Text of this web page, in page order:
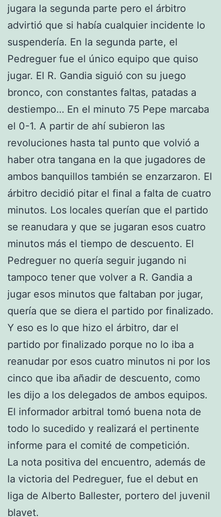
jugara la segunda parte pero el árbitro
advirtió que si había cualquier incidente lo
suspendería. En la segunda parte, el
Pedreguer fue el único equipo que quiso
jugar. El R. Gandia siguió con su juego
bronco, con constantes faltas, patadas a
destiempo… En el minuto 75 Pepe marcaba
el 0-1. A partir de ahí subieron las
revoluciones hasta tal punto que volvió a
haber otra tangana en la que jugadores de
ambos banquillos también se enzarzaron. El
árbitro decidió pitar el final a falta de cuatro
minutos. Los locales querían que el partido
se reanudara y que se jugaran esos cuatro
minutos más el tiempo de descuento. El
Pedreguer no quería seguir jugando ni
tampoco tener que volver a R. Gandia a
jugar esos minutos que faltaban por jugar,
quería que se diera el partido por finalizado.
Y eso es lo que hizo el árbitro, dar el
partido por finalizado porque no lo iba a
reanudar por esos cuatro minutos ni por los
cinco que iba añadir de descuento, como
les dijo a los delegados de ambos equipos.
El informador arbitral tomó buena nota de
todo lo sucedido y realizará el pertinente
informe para el comité de competición.
La nota positiva del encuentro, además de
la victoria del Pedreguer, fue el debut en
liga de Alberto Ballester, portero del juvenil
blavet.